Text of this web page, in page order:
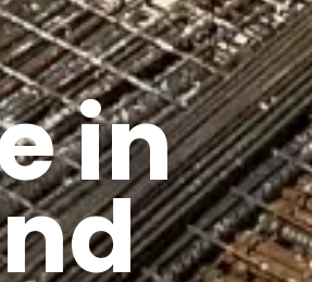
in